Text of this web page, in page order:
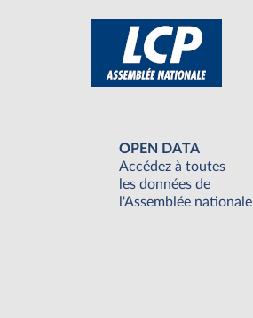
OPEN DATA
Accédez à toutes
les données de
l'Assemblée nationale